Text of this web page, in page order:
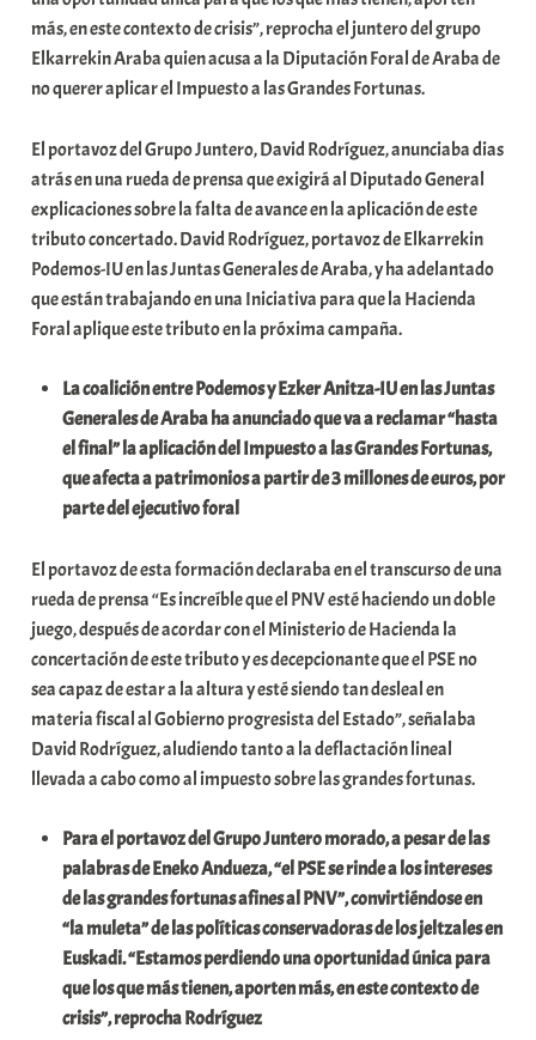
a
más, en este contexto de crisis”, reprocha el juntero del grupo
Elkarrekin Araba quien acusa a la Diputación Foral de Araba de
no querer aplicar el Impuesto a las Grandes Fortunas.
El portavoz del Grupo Juntero, David Rodríguez, anunciaba dias
atrás en una rueda de prensa que exigirá al Diputado General
explicaciones sobre la falta de avance en la aplicación de este
tributo concertado. David Rodríguez, portavoz de Elkarrekin
Podemos-IU en las Juntas Generales de Araba, y ha adelantado
que están trabajando en una Iniciativa para que la Hacienda
Foral aplique este tributo en la próxima campaña.
La coalición entre Podemos y Ezker Anitza-IU en las Juntas
Generales de Araba ha anunciado que va a reclamar “hasta
el final” la aplicación del Impuesto a las Grandes Fortunas,
que afecta a patrimonios a partir de 3 millones de euros, por
parte del ejecutivo foral
El portavoz de esta formación declaraba en el transcurso de una
rueda de prensa “Es increíble que el PNV esté haciendo un doble
juego, después de acordar con el Ministerio de Hacienda la
concertación de este tributo y es decepcionante que el PSE no
sea capaz de estar a la altura y esté siendo tan desleal en
materia fiscal al Gobierno progresista del Estado”, señalaba
David Rodríguez, aludiendo tanto a la deflactación lineal
llevada a cabo como al impuesto sobre las grandes fortunas.
Para el portavoz del Grupo Juntero morado, a pesar de las
palabras de Eneko Andueza, “el PSE se rinde a los intereses
de las grandes fortunas afines al PNV”, convirtiéndose en
“la muleta” de las políticas conservadoras de los jeltzales en
Euskadi. “Estamos perdiendo una oportunidad única para
que los que más tienen, aporten más, en este contexto de
crisis”, reprocha Rodríguez